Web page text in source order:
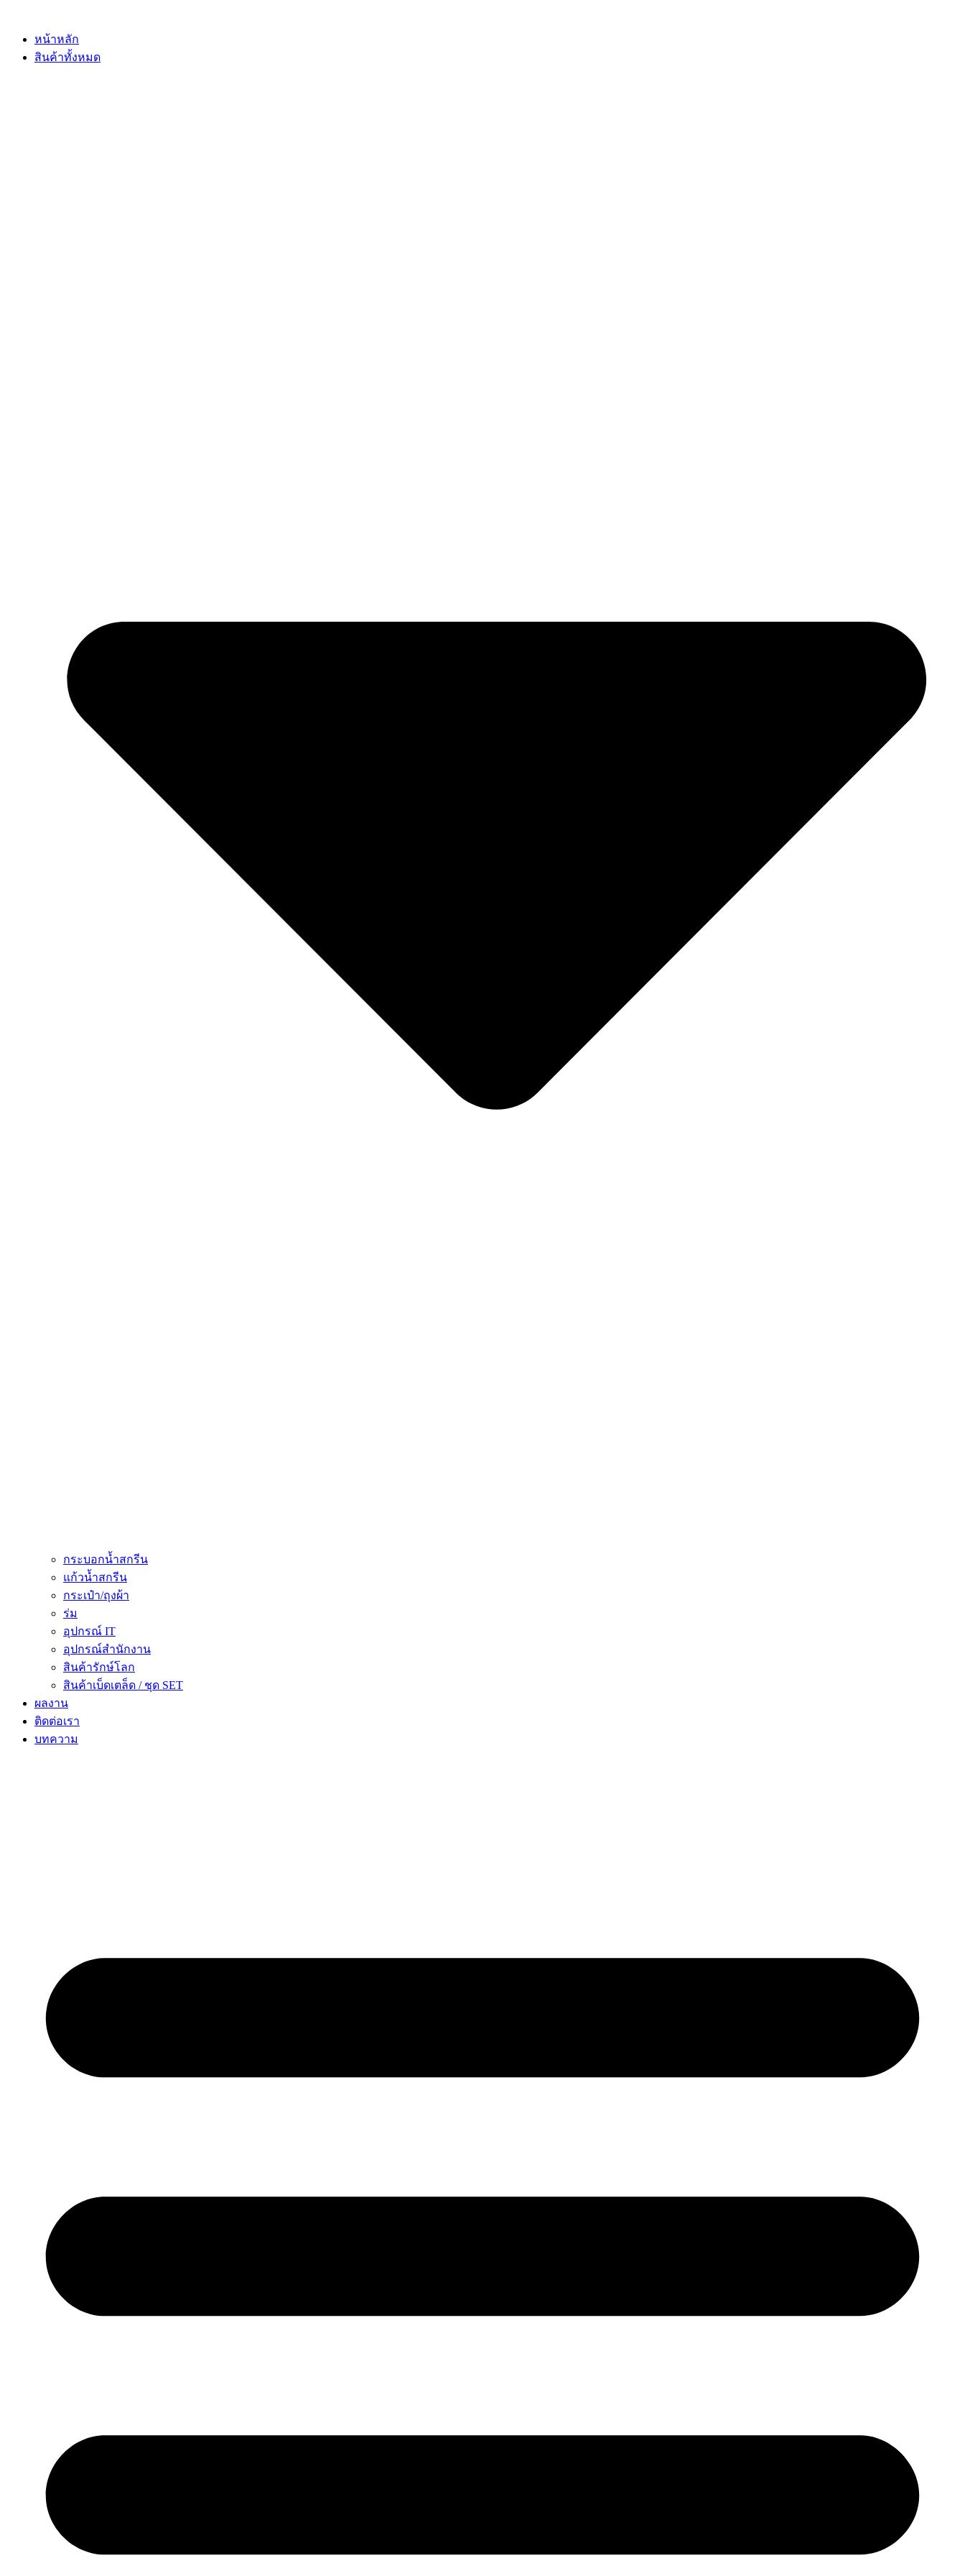
contentหน้าหลัก
สินค้าทั้งหมด
กระบอกน้ำสกรีน
แก้วน้ำสกรีน
กระเป๋า/ถุงผ้า
ร่ม
อุปกรณ์ IT
อุปกรณ์สำนักงาน
สินค้ารักษ์โลก
สินค้าเบ็ดเตล็ด / ชุด SET
ผลงาน
ติดต่อเรา
บทความ